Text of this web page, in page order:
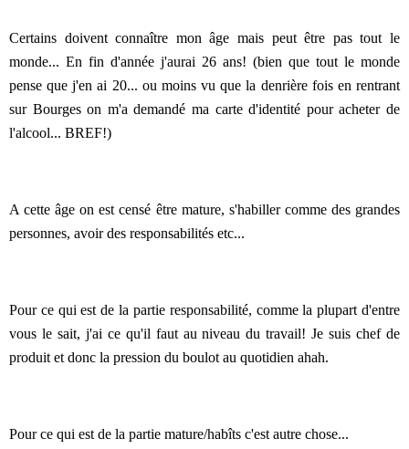
Certains doivent connaître mon âge mais peut être pas tout le
monde... En fin d'année j'aurai 26 ans! (bien que tout le monde
pense que j'en ai 20... ou moins vu que la denrière fois en rentrant
sur Bourges on m'a demandé ma carte d'identité pour acheter de
l'alcool... BREF!)
A cette âge on est censé être mature, s'habiller comme des grandes
personnes, avoir des responsabilités etc...
Pour ce qui est de la partie responsabilité, comme la plupart d'entre
vous le sait, j'ai ce qu'il faut au niveau du travail! Je suis chef de
produit et donc la pression du boulot au quotidien ahah.
Pour ce qui est de la partie mature/habîts c'est autre chose...